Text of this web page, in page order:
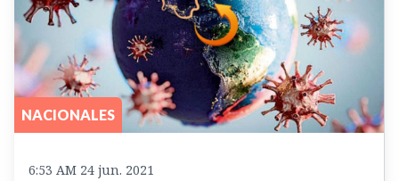
NACIONALES
6:53 AM 24 jun. 2021